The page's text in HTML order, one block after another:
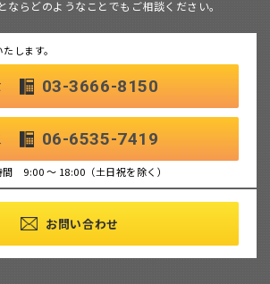
ならどのようなことでもご相談ください。
します。
03-3666-8150
06-6535-7419
間 9:00 ～ 18:00（土日祝を除く）
お問い合わせ